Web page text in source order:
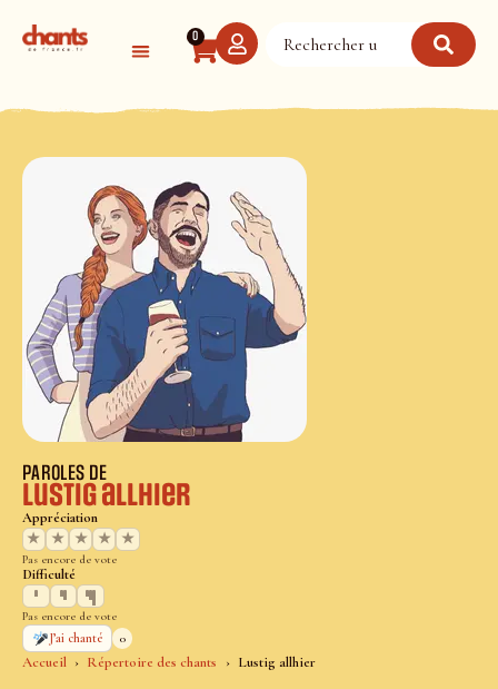
0
Accueil Répertoire des chants Lustig allhier
PAROLES DE
Lustig allhier
Appréciation
★
★ ★ ★ ★
Pas encore de vote
Difficulté
Pas encore de vote
J’ai chanté
0